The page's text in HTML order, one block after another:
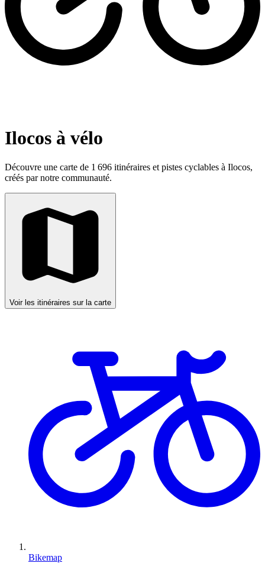
Ilocos à vélo
Découvre une carte de 1 696 itinéraires et pistes cyclables à Ilocos,
créés par notre communauté.
Voir les itinéraires sur la carte
Bikemap